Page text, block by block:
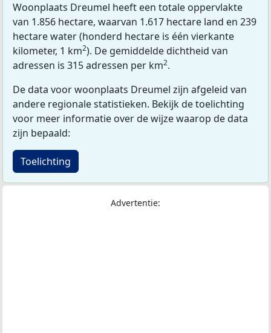
Woonplaats Dreumel heeft een totale oppervlakte
van 1.856 hectare, waarvan 1.617 hectare land en 239
hectare water (honderd hectare is één vierkante
kilometer, 1 km2). De gemiddelde dichtheid van
adressen is 315 adressen per km2.
De data voor woonplaats Dreumel zijn afgeleid van
andere regionale statistieken. Bekijk de toelichting
voor meer informatie over de wijze waarop de data
zijn bepaald:
Toelichting
Advertentie: